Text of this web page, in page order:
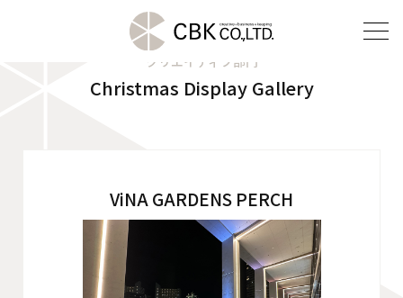
建装部門
ビルメンテナンス部門
クリエイティブ部門
Christmas Display Gallery
ViNA GARDENS PERCH